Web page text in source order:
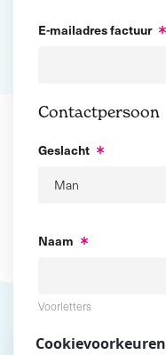
E-mailadres factuur
Contactpersoon
Geslacht
Naam
Voorletters
Cookievoorkeuren